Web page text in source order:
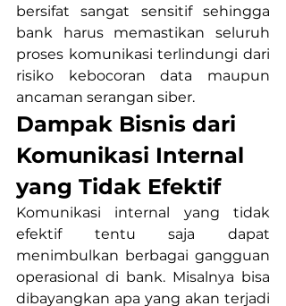
bersifat sangat sensitif sehingga
bank harus memastikan seluruh
proses komunikasi terlindungi dari
risiko kebocoran data maupun
ancaman serangan siber.
Dampak Bisnis dari
Komunikasi Internal
yang Tidak Efektif
Komunikasi internal yang tidak
efektif tentu saja dapat
menimbulkan berbagai gangguan
operasional di bank. Misalnya bisa
dibayangkan apa yang akan terjadi